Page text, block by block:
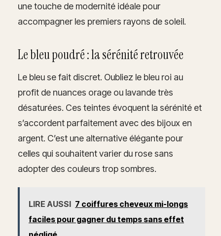
une touche de modernité idéale pour
accompagner les premiers rayons de soleil.
Le bleu poudré : la sérénité retrouvée
Le bleu se fait discret. Oubliez le bleu roi au
profit de nuances orage ou lavande très
désaturées. Ces teintes évoquent la sérénité et
s’accordent parfaitement avec des bijoux en
argent. C’est une alternative élégante pour
celles qui souhaitent varier du rose sans
adopter des couleurs trop sombres.
LIRE AUSSI 7 coiffures cheveux mi-longs
faciles pour gagner du temps sans effet